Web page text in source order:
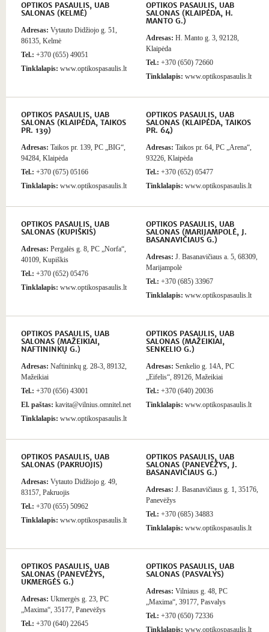
OPTIKOS PASAULIS, UAB
SALONAS (KELMĖ)
Adresas: Vytauto Didžiojo g. 51,
86135, Kelmė
Tel.: +370 (655) 49051
Tinklalapis: www.optikospasaulis.lt
OPTIKOS PASAULIS, UAB
SALONAS (KLAIPĖDA, H.
MANTO G.)
Adresas: H. Manto g. 3, 92128,
Klaipėda
Tel.: +370 (650) 72660
Tinklalapis: www.optikospasaulis.lt
OPTIKOS PASAULIS, UAB
SALONAS (KLAIPĖDA, TAIKOS
PR. 139)
Adresas: Taikos pr. 139, PC „BIG“,
94284, Klaipėda
Tel.: +370 (675) 05166
Tinklalapis: www.optikospasaulis.lt
OPTIKOS PASAULIS, UAB
SALONAS (KLAIPĖDA, TAIKOS
PR. 64)
Adresas: Taikos pr. 64, PC „Arena“,
93226, Klaipėda
Tel.: +370 (652) 05477
Tinklalapis: www.optikospasaulis.lt
OPTIKOS PASAULIS, UAB
SALONAS (KUPIŠKIS)
Adresas: Pergalės g. 8, PC „Norfa“,
40109, Kupiškis
Tel.: +370 (652) 05476
Tinklalapis: www.optikospasaulis.lt
OPTIKOS PASAULIS, UAB
SALONAS (MARIJAMPOLĖ, J.
BASANAVIČIAUS G.)
Adresas: J. Basanavičiaus a. 5, 68309,
Marijampolė
Tel.: +370 (685) 33967
Tinklalapis: www.optikospasaulis.lt
OPTIKOS PASAULIS, UAB
SALONAS (MAŽEIKIAI,
NAFTININKŲ G.)
Adresas: Naftininkų g. 28-3, 89132,
Mažeikiai
Tel.: +370 (656) 43001
El. paštas: kavita@vilnius.omnitel.net
Tinklalapis: www.optikospasaulis.lt
OPTIKOS PASAULIS, UAB
SALONAS (MAŽEIKIAI,
SENKELIO G.)
Adresas: Senkelio g. 14A, PC
„Eifelis“, 89126, Mažeikiai
Tel.: +370 (640) 20036
Tinklalapis: www.optikospasaulis.lt
OPTIKOS PASAULIS, UAB
SALONAS (PAKRUOJIS)
Adresas: Vytauto Didžiojo g. 49,
83157, Pakruojis
Tel.: +370 (655) 50962
Tinklalapis: www.optikospasaulis.lt
OPTIKOS PASAULIS, UAB
SALONAS (PANEVĖŽYS, J.
BASANAVIČIAUS G.)
Adresas: J. Basanavičiaus g. 1, 35176,
Panevėžys
Tel.: +370 (685) 34883
Tinklalapis: www.optikospasaulis.lt
OPTIKOS PASAULIS, UAB
SALONAS (PANEVĖŽYS,
UKMERGĖS G.)
Adresas: Ukmergės g. 23, PC
„Maxima“, 35177, Panevėžys
Tel.: +370 (640) 22645
OPTIKOS PASAULIS, UAB
SALONAS (PASVALYS)
Adresas: Vilniaus g. 48, PC
„Maxima“, 39177, Pasvalys
Tel.: +370 (650) 72336
Tinklalapis: www.optikospasaulis.lt